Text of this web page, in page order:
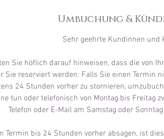
Umbuchung &
Sehr geehrte Kundinnen und
Sie höflich darauf hinweisen, dass die von
Sie reserviert werden. Falls Sie einen Termin
24 Stunden vorher zu stornieren,
tun oder telefonisch von Montag bis Freitag
Telefon oder E-Mail am Samstag oder
Termin bis 24 Stunden vorher absagen, ist